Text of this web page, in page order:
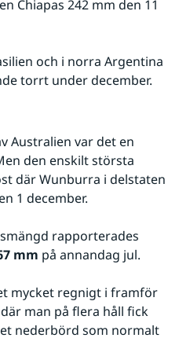
Chiapas 242 mm den 11
och i norra Argentina
torrt under december.
Australien var det en
den enskilt största
där Wunburra i delstaten
1 december.
rapporterades
mm på annandag jul.
mycket regnigt i framför
man på flera håll fick
nederbörd som normalt